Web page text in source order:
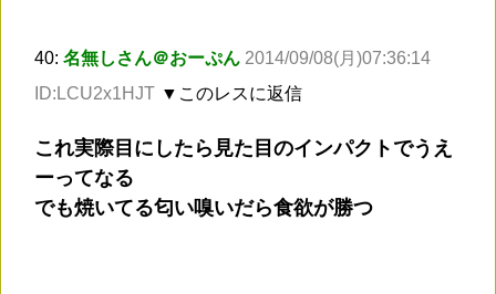
40: 名無しさん＠おーぷん 2014/09/08(月)07:36:14
ID:LCU2x1HJT ▼このレスに返信
これ実際目にしたら見た目のインパクトでうえ
ーってなる
でも焼いてる匂い嗅いだら食欲が勝つ